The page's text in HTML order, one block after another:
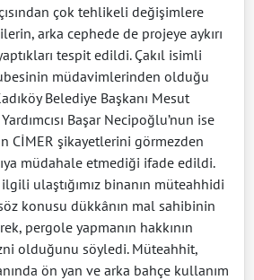
çok tehlikeli değişimlere
arka cephede de projeye aykırı
tespit edildi. Çakıl isimli
müdavimlerinden olduğu
Belediye Başkanı Mesut
Başar Necipoğlu’nun ise
CİMER şikayetlerini görmezden
müdahale etmediği ifade edildi.
ulaştığımız binanın müteahhidi
konusu dükkânın mal sahibinin
pergole yapmanın hakkının
olduğunu söyledi. Müteahhit,
ön yan ve arka bahçe kullanım